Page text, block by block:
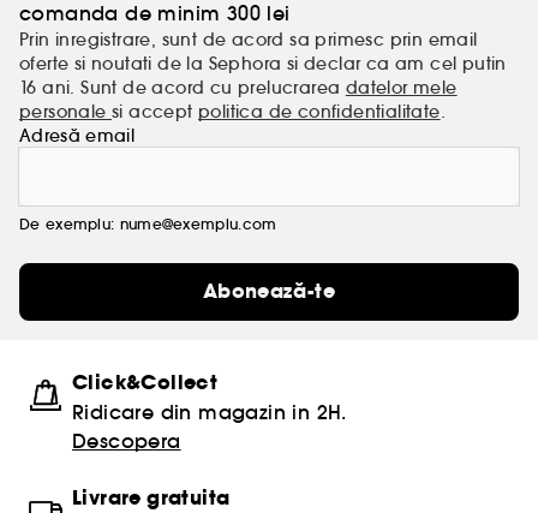
comanda de minim 300 lei
Prin inregistrare, sunt de acord sa primesc prin email
oferte si noutati de la Sephora si declar ca am cel putin
16 ani. Sunt de acord cu prelucrarea datelor mele
personalesi accept politica de confidentialitate.
Adresă email
De exemplu: nume@exemplu.com
Abonează-te
Click&Collect
Ridicare din magazin in 2H.
Descopera
Livrare gratuita